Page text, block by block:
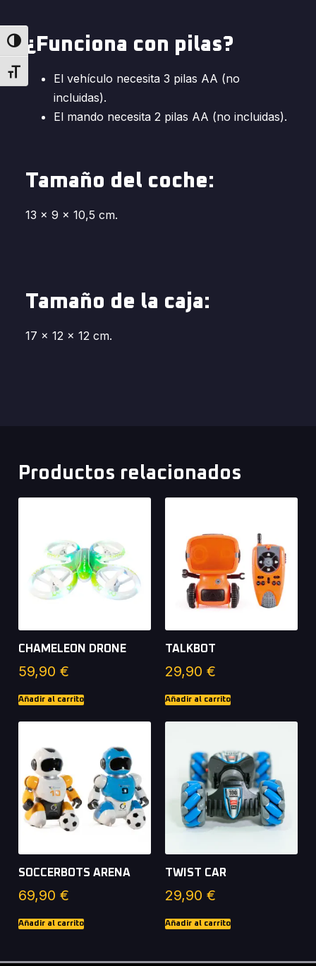
Alternar alto contraste
Alternar tamaño de letra
¿Funciona con pilas?
El vehículo necesita 3 pilas AA (no
incluidas).
El mando necesita 2 pilas AA (no incluidas).
Tamaño del coche:
13 x 9 x 10,5 cm.
Tamaño de la caja:
17 x 12 x 12 cm.
Productos relacionados
CHAMELEON DRONE
59,90 €
Añadir al carrito
TALKBOT
29,90 €
Añadir al carrito
SOCCERBOTS ARENA
69,90 €
Añadir al carrito
TWIST CAR
29,90 €
Añadir al carrito